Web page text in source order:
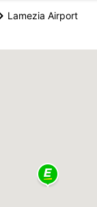
Lamezia Airport